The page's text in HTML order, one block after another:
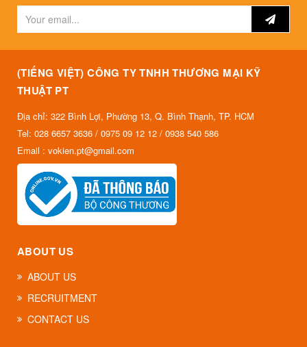
(TIẾNG VIỆT) CÔNG TY TNHH THƯƠNG MẠI KỸ
THUẬT PT
Địa chỉ: 322 Bình Lợi, Phường 13, Q. Bình Thạnh, TP. HCM
Tel: 028 6657 3636 / 0975 09 12 12 / 0938 540 586
Email : vokien.pt@gmail.com
ABOUT US
ABOUT US
RECRUITMENT
CONTACT US